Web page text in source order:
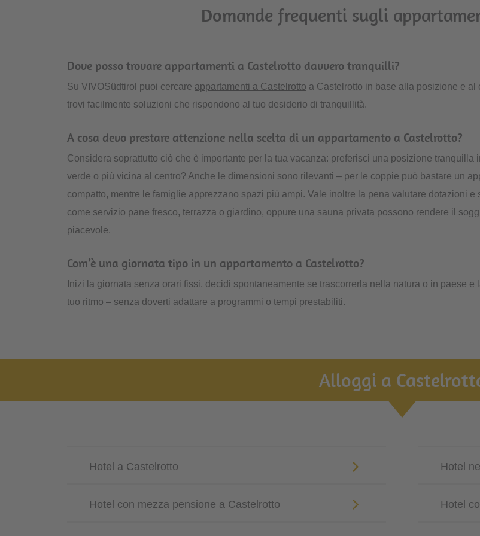
Domande frequenti sugli
Dove posso trovare appartamenti a Castelrotto davvero tranquilli?
Su VIVOSüdtirol puoi cercare appartamenti a Castelrotto a Castelrotto in base alla posizione e al
trovi facilmente soluzioni che rispondono al tuo desiderio di tranquillità.
A cosa devo prestare attenzione nella scelta di un appartamento a Castelrotto?
Considera soprattutto ciò che è importante per la tua vacanza: preferisci una posizione tranquilla
verde o più vicina al centro? Anche le dimensioni sono rilevanti – per le coppie può bastare un
compatto, mentre le famiglie apprezzano spazi più ampi. Vale inoltre la pena valutare dotazioni e
come servizio pane fresco, terrazza o giardino, oppure una sauna privata possono rendere il
piacevole.
Com’è una giornata tipo in un appartamento a Castelrotto?
Inizi la giornata senza orari fissi, decidi spontaneamente se trascorrerla nella natura o in paese e
tuo ritmo – senza doverti adattare a programmi o tempi prestabiliti.
Alloggi a
Hotel a Castelrotto Hotel
Hotel con mezza pensione a Castelrotto Hotel